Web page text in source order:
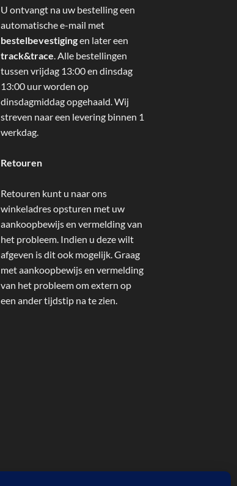
U ontvangt na uw bestelling een
automatische e-mail met
bestelbevestigingen later een
track&trace. Alle bestellingen
tussen vrijdag 13:00 en dinsdag
13:00 uur worden op
dinsdagmiddag opgehaald. Wij
streven naar een levering binnen 1
werkdag.
Retouren
Retouren kunt u naar ons
winkeladres opsturen met uw
aankoopbewijs en vermelding van
het probleem. Indien u deze wilt
afgeven is dit ook mogelijk. Graag
met aankoopbewijs en vermelding
van het probleem om extern op
een ander tijdstip na te zien.